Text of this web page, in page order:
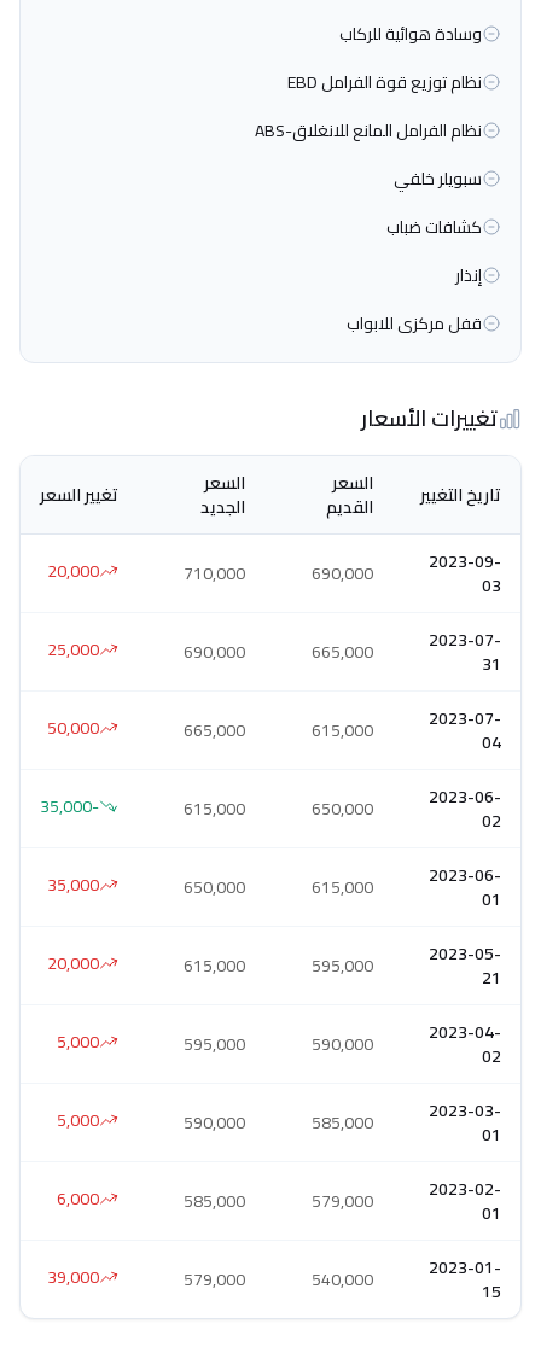
وسادة هوائية للركاب
نظام توزيع قوة الفرامل EBD
نظام الفرامل المانع للانغلاق-ABS
سبويلر خلفي
كشافات ضباب
إنذار
قفل مركزى للابواب
تغييرات الأسعار
تاريخ التغيير السعر
القديم
السعر
الجديد تغيير السعر
2023-09-
03
690,000
710,000
20,000
2023-07-
31
665,000
690,000
25,000
2023-07-
04
615,000
665,000
50,000
2023-06-
02
650,000
615,000
-35,000
2023-06-
01
615,000
650,000
35,000
2023-05-
21
595,000
615,000
20,000
2023-04-
02
590,000
595,000
5,000
2023-03-
01
585,000
590,000
5,000
2023-02-
01
579,000
585,000
6,000
2023-01-
15
540,000
579,000
39,000